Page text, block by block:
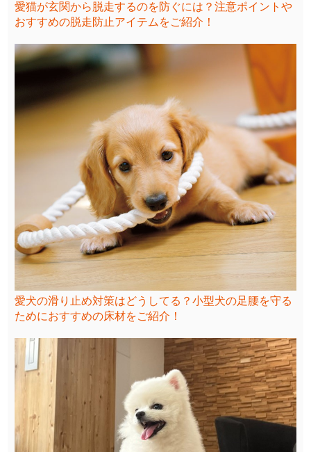
愛猫が玄関から脱走するのを防ぐには？注意ポイントや
おすすめの脱走防止アイテムをご紹介！
愛犬の滑り止め対策はどうしてる？小型犬の足腰を守る
ためにおすすめの床材をご紹介！